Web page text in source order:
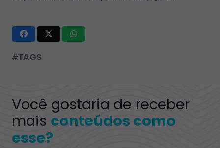
#TAGS
Você gostaria de receber
mais conteúdos como
esse?